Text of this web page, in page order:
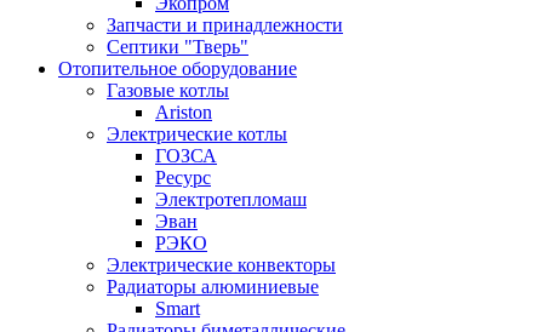
Запчасти и принадлежности
Септики "Тверь"
Отопительное оборудование
Газовые котлы
Ariston
Электрические котлы
ГОЗСА
Ресурс
Электротепломаш
Эван
РЭКО
Электрические конвекторы
Радиаторы алюминиевые
Smart